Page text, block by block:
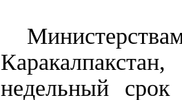
недельный